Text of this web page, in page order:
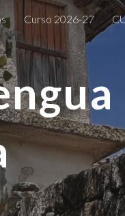
navigation
Curso 2026-27